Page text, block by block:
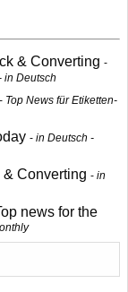
& Converting
in Deutsch
Top News für Etiketten-
in Deutsch -
Converting
in
news for the